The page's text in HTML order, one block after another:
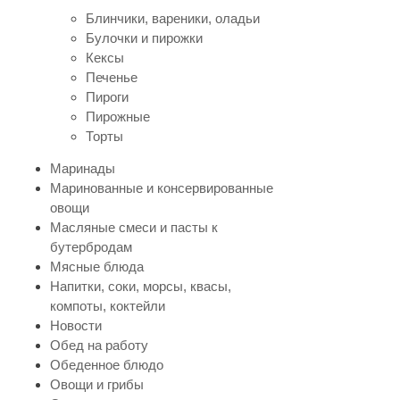
Блинчики, вареники, оладьи
Булочки и пирожки
Кексы
Печенье
Пироги
Пирожные
Торты
Маринады
Маринованные и консервированные
овощи
Масляные смеси и пасты к
бутербродам
Мясные блюда
Напитки, соки, морсы, квасы,
компоты, коктейли
Новости
Обед на работу
Обеденное блюдо
Овощи и грибы